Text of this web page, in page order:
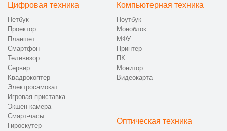
Цифровая техника
Нетбук
Проектор
Планшет
Смартфон
Телевизор
Сервер
Квадрокоптер
Электросамокат
Игровая приставка
Экшен-камера
Смарт-часы
Гироскутер
Компьютерная техника
Ноутбук
Моноблок
МФУ
Принтер
ПК
Монитор
Видеокарта
Оптическая техника